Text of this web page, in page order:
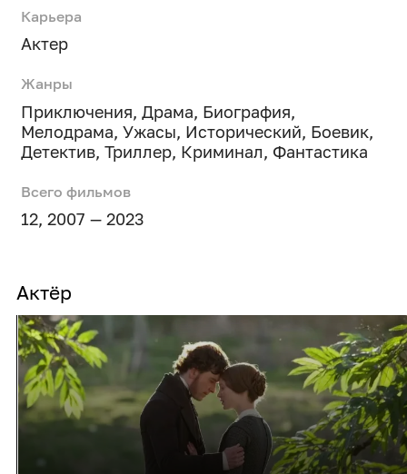
Карьера
Актер
Жанры
Приключения, Драма, Биография,
Мелодрама, Ужасы, Исторический, Боевик,
Детектив, Триллер, Криминал, Фантастика
Всего фильмов
12, 2007 — 2023
Актёр